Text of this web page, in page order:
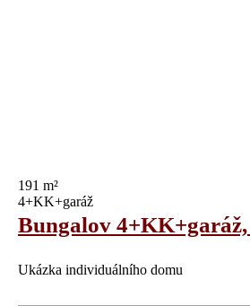
191 m²
4+KK+garáž
Bungalov 4+KK+garáž,
Ukázka individuálního domu